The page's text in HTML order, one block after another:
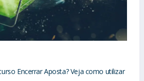
Encerrar Aposta? Veja como utilizar